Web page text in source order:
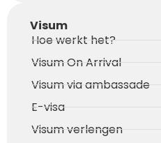
Visum
Hoe werkt het?
Visum On Arrival
Visum via ambassade
E-visa
Visum verlengen